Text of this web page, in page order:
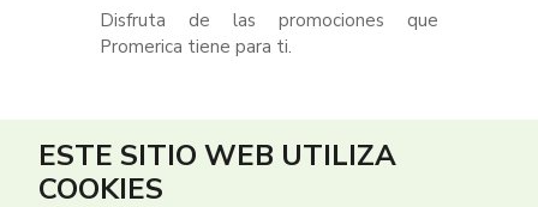
Disfruta de las promociones que
Promerica tiene para ti.
ESTE SITIO WEB UTILIZA
COOKIES